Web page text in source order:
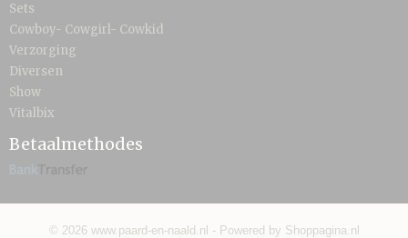
Sets
Cowboy- Cowgirl- Cowkid
Verzorging
Diversen
Show
Vitalbix
Betaalmethodes
© 2026 www.paard-en-naald.nl - Powered by Shoppagina.nl